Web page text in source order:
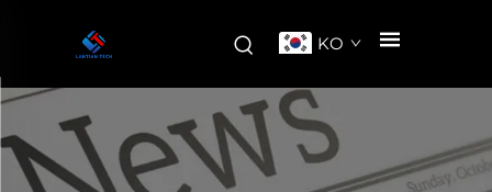
KO